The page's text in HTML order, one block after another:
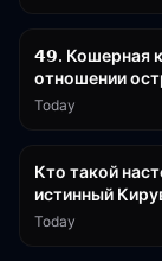
𝟰𝟵. Кошерная
Today
Кто такой
истинный
Today